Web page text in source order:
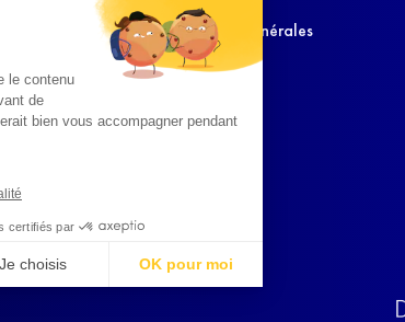
le contenu
de
bien vous accompagner pendant
certifiés par
Je choisis OK pour moi
Conditions Générales
d’Utilisation